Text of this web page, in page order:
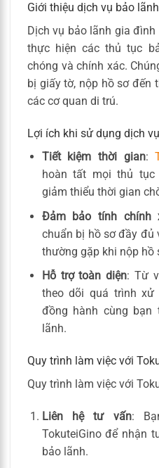
Giới thiệu dịch vụ bảo
Dịch vụ bảo lãnh gia
thực hiện các thủ tục
chóng và chính xác.
bị giấy tờ, nộp hồ sơ đến
các cơ quan di trú.
Lợi ích khi sử dụng dịch
Tiết kiệm thời gian:
hoàn tất mọi thủ tục
giảm thiểu thời gian
Đảm bảo tính chính
chuẩn bị hồ sơ đầy đủ
thường gặp khi nộp hồ
Hỗ trợ toàn diện: Từ
theo dõi quá trình xử
đồng hành cùng bạn
lãnh.
Quy trình làm việc với
Quy trình làm việc với
Liên hệ tư vấn:
TokuteiGino để nhận
bảo lãnh.